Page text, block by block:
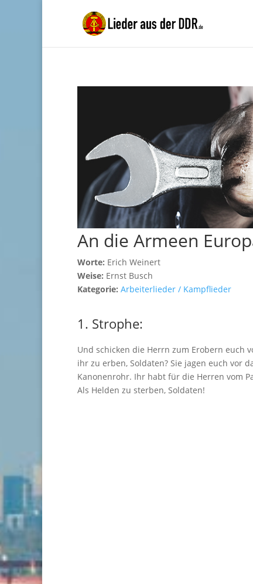
An die Armeen
Worte: Erich Weinert
Weise: Ernst Busch
Kategorie: Arbeiterlieder / Kampflieder
1. Strophe:
Und schicken die Herrn zum Erobern euch
ihr zu erben, Soldaten? Sie jagen euch vor
Kanonenrohr. Ihr habt für die Herren vom
Als Helden zu sterben, Soldaten!